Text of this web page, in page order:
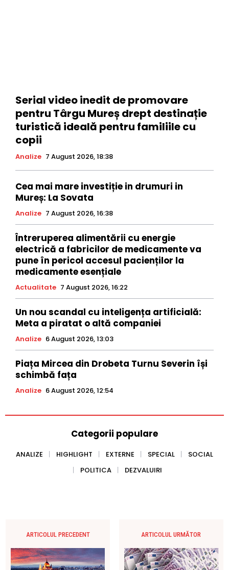
Serial video inedit de promovare
pentru Târgu Mureș drept destinație
turistică ideală pentru familiile cu
copii
Analize 7 August 2026, 18:38
Cea mai mare investiție in drumuri in
Mureș: La Sovata
Analize 7 August 2026, 16:38
Întreruperea alimentării cu energie
electrică a fabricilor de medicamente va
pune în pericol accesul pacienților la
medicamente esențiale
Actualitate 7 August 2026, 16:22
Un nou scandal cu inteligența artificială:
Meta a piratat o altă companiei
Analize 6 August 2026, 13:03
Piața Mircea din Drobeta Turnu Severin își
schimbă fața
Analize 6 August 2026, 12:54
Categorii populare
ANALIZE HIGHLIGHT EXTERNE SPECIAL
SOCIAL
POLITICA
DEZVALUIRI
ARTICOLUL PRECEDENT ARTICOLUL URMĂTOR